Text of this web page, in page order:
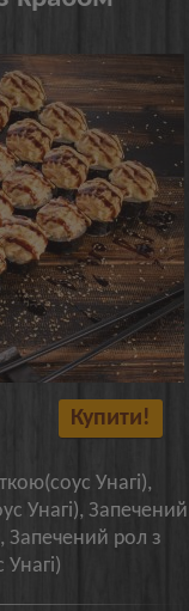
Купити!
Унагі),
Унагі), Запечений
Запечений рол з